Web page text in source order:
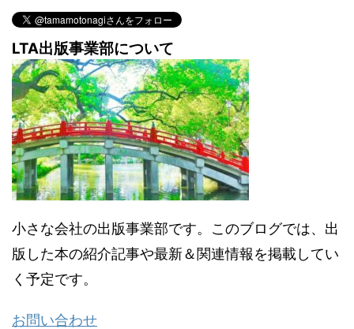
LTA出版事業部について
小さな会社の出版事業部です。このブログでは、出
版した本の紹介記事や最新＆関連情報を掲載してい
く予定です。
お問い合わせ